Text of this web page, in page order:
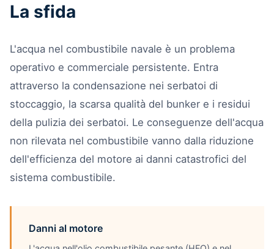
La sfida
L'acqua nel combustibile navale è un problema
operativo e commerciale persistente. Entra
attraverso la condensazione nei serbatoi di
stoccaggio, la scarsa qualità del bunker e i residui
della pulizia dei serbatoi. Le conseguenze dell'acqua
non rilevata nel combustibile vanno dalla riduzione
dell'efficienza del motore ai danni catastrofici del
sistema combustibile.
Danni al motore